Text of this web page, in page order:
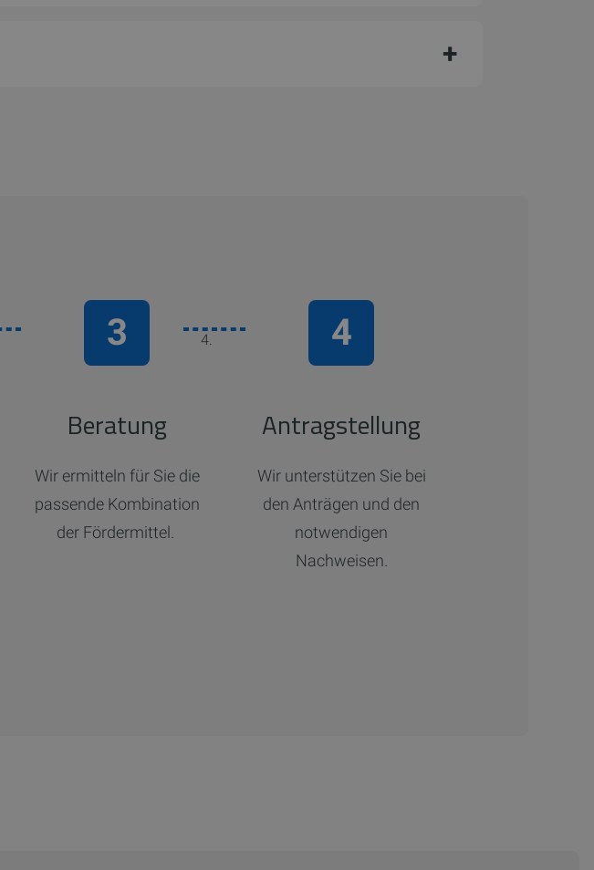
Beratung
Wir ermitteln für Sie die
passende Kombination
der Fördermittel.
Antragstellung
Wir unterstützen Sie bei
den Anträgen und den
notwendigen
Nachweisen.